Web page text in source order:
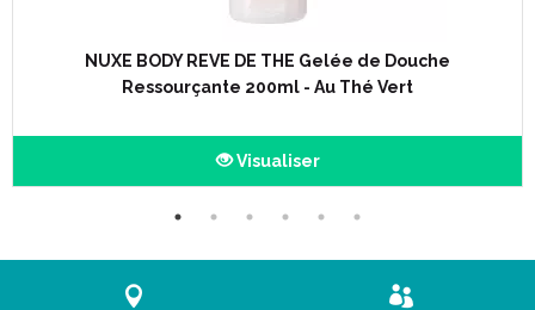
NUXE BODY REVE DE THE Gelée de Douche
Ressourçante 200ml - Au Thé Vert
Visualiser